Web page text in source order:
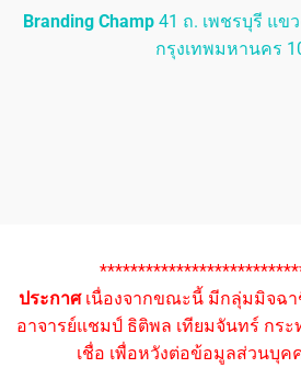
Branding Champ 41 ถ. เพชรบุรี แข
กรุงเทพมหานคร
ประกาศเนื่องจากขณะนี้ มีกลุ่มมิจฉา
อาจารย์แชมป์ ธิติพล เทียมจันทร์ กร
เชื่อ เพื่อหวังต่อข้อมูลส่วนบุ